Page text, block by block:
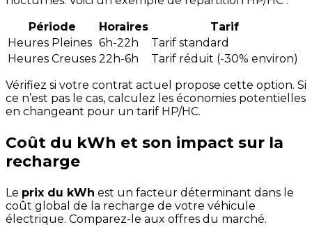
Période
Horaires
Tarif
Heures Pleines 6h-22h
Tarif standard
Heures Creuses 22h-6h
Tarif réduit (-30% environ)
Vérifiez si votre contrat actuel propose cette option. Si
ce n’est pas le cas, calculez les économies potentielles
en changeant pour un tarif HP/HC.
Coût du kWh et son impact sur la
recharge
Le prix du kWh est un facteur déterminant dans le
coût global de la recharge de votre véhicule
électrique. Comparez-le aux offres du marché.